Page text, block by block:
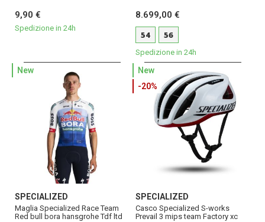
9,90 €
Spedizione in 24h
8.699,00 €
54
56
Spedizione in 24h
New
SPECIALIZED
Maglia Specialized Race Team
Red bull bora hansgrohe Tdf ltd
New
-20%
SPECIALIZED
Casco Specialized S-works
Prevail 3 mips team Factory xc